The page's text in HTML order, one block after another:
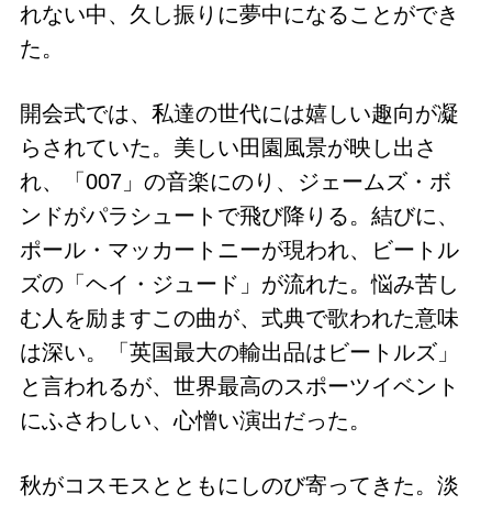
れない中、久し振りに夢中になることができ
た。
開会式では、私達の世代には嬉しい趣向が凝
らされていた。美しい田園風景が映し出さ
れ、「007」の音楽にのり、ジェームズ・ボ
ンドがパラシュートで飛び降りる。結びに、
ポール・マッカートニーが現われ、ビートル
ズの「ヘイ・ジュード」が流れた。悩み苦し
む人を励ますこの曲が、式典で歌われた意味
は深い。「英国最大の輸出品はビートルズ」
と言われるが、世界最高のスポーツイベント
にふさわしい、心憎い演出だった。
秋がコスモスとともにしのび寄ってきた。淡